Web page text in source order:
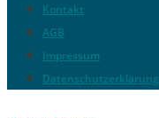
Kontakt
AGB
Impressum
Datenschutzerklärung